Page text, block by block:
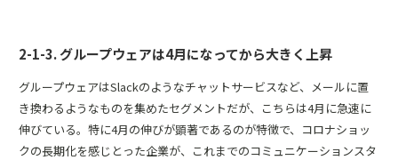
2-1-3. グループウェアは4月になってから大きく上昇
グループウェアはSlackのようなチャットサービスなど、メールに置
き換わるようなものを集めたセグメントだが、こちらは4月に急速に
伸びている。特に4月の伸びが顕著であるのが特徴で、コロナショッ
クの長期化を感じとった企業が、これまでのコミュニケーションスタ